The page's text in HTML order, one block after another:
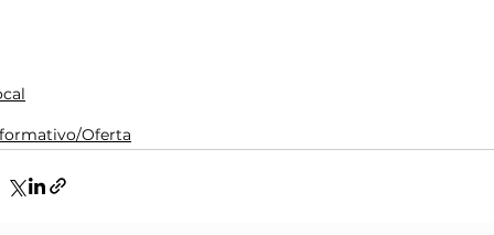
Oferta